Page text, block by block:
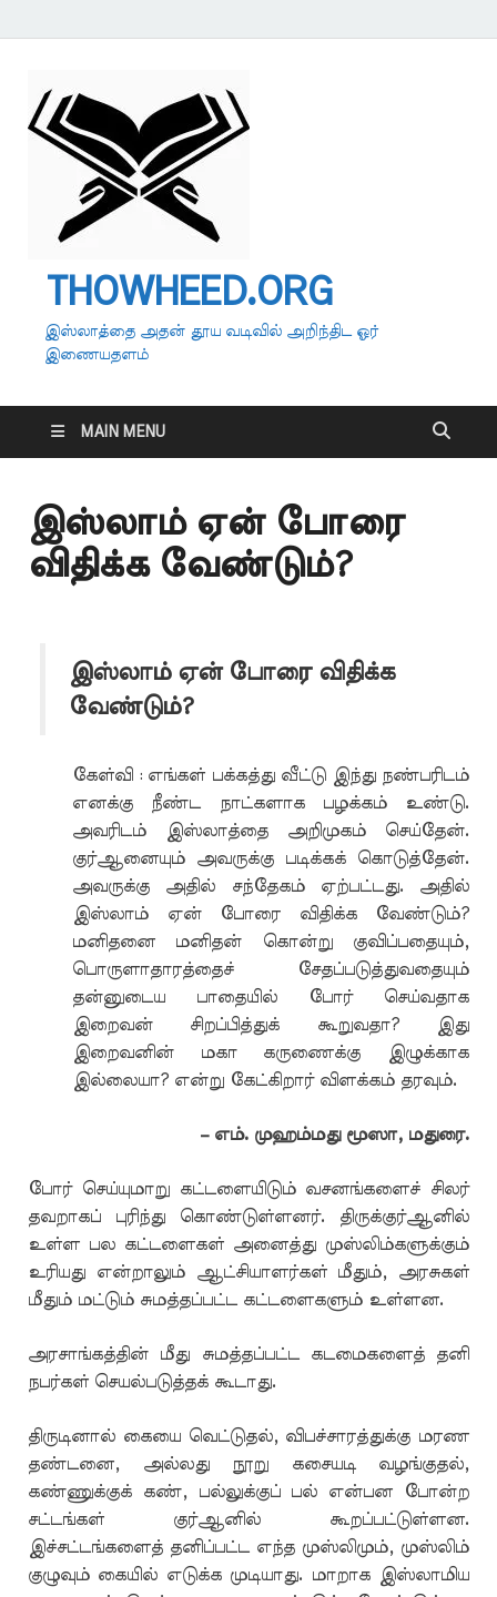
THOWHEED.ORG
இஸ்லாத்தை அதன் தூய வடிவில் அறிந்திட ஓர்
இணையதளம்
MAIN MENU
இஸ்லாம் ஏன் போரை
விதிக்க வேண்டும்?
இஸ்லாம் ஏன் போரை விதிக்க
வேண்டும்?
கேள்வி : எங்கள் பக்கத்து வீட்டு இந்து நண்பரிடம்
எனக்கு நீண்ட நாட்களாக பழக்கம் உண்டு.
அவரிடம் இஸ்லாத்தை அறிமுகம் செய்தேன்.
குர்ஆனையும் அவருக்கு படிக்கக் கொடுத்தேன்.
அவருக்கு அதில் சந்தேகம் ஏற்பட்டது. அதில்
இஸ்லாம் ஏன் போரை விதிக்க வேண்டும்?
மனிதனை மனிதன் கொன்று குவிப்பதையும்,
பொருளாதாரத்தைச் சேதப்படுத்துவதையும்
தன்னுடைய பாதையில் போர் செய்வதாக
இறைவன் சிறப்பித்துக் கூறுவதா? இது
இறைவனின் மகா கருணைக்கு இழுக்காக
இல்லையா? என்று கேட்கிறார் விளக்கம் தரவும்.
– எம். முஹம்மது மூஸா, மதுரை.
போர் செய்யுமாறு கட்டளையிடும் வசனங்களைச் சிலர்
தவறாகப் புரிந்து கொண்டுள்ளனர். திருக்குர்ஆனில்
உள்ள பல கட்டளைகள் அனைத்து முஸ்லிம்களுக்கும்
உரியது என்றாலும் ஆட்சியாளர்கள் மீதும், அரசுகள்
மீதும் மட்டும் சுமத்தப்பட்ட கட்டளைகளும் உள்ளன.
அரசாங்கத்தின் மீது சுமத்தப்பட்ட கடமைகளைத் தனி
நபர்கள் செயல்படுத்தக் கூடாது.
திருடினால் கையை வெட்டுதல், விபச்சாரத்துக்கு மரண
தண்டனை, அல்லது நூறு கசையடி வழங்குதல்,
கண்ணுக்குக் கண், பல்லுக்குப் பல் என்பன போன்ற
சட்டங்கள் குர்ஆனில் கூறப்பட்டுள்ளன.
இச்சட்டங்களைத் தனிப்பட்ட எந்த முஸ்லிமும், முஸ்லிம்
குழுவும் கையில் எடுக்க முடியாது. மாறாக இஸ்லாமிய